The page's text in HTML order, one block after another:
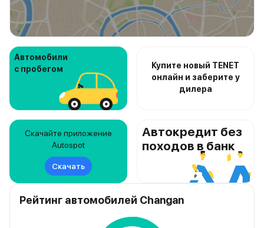
Автомобили
с пробегом
Купите новый TENET
онлайн и заберите у
дилера
Скачайте приложение
Autospot
Скачать
Автокредит без
походов в банк
Рейтинг автомобилей Changan